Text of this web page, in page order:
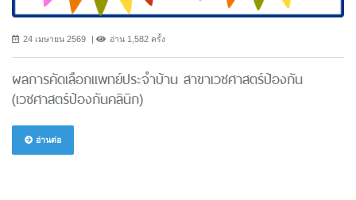
24 เมษายน 2569 อ่าน 1,582 ครั้ง
ผลการคัดเลือกแพทย์ประจำบ้าน สาขาเวชศาสตร์ป้องกัน
(เวชศาสตร์ป้องกันคลินิก)
อ่านต่อ